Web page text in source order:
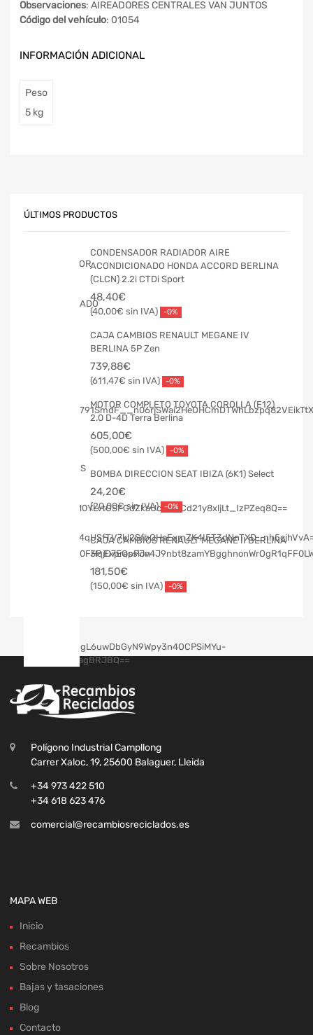
Observaciones: AIREADORES CENTRALES VAN JUNTOS
Código del vehículo: 01054
INFORMACIÓN ADICIONAL
Peso
5 kg
ÚLTIMOS PRODUCTOS
CONDENSADOR RADIADOR AIRE
ACONDICIONADO HONDA ACCORD BERLINA
(CLCN) 2.2i CTDi Sport
48,40€
40,00€ -0%
CAJA CAMBIOS RENAULT MEGANE IV
BERLINA 5P Zen
739,88€
611,47€ -0%
MOTOR COMPLETO TOYOTA COROLLA (E12)
2.0 D-4D Terra Berlina
605,00€
500,00€ -0%
BOMBA DIRECCION SEAT IBIZA (6K1) Select
24,20€
20,00€ -0%
CAJA CAMBIOS RENAULT MEGANE II BERLINA
3P Expression
181,50€
150,00€ -0%
Polígono Industrial Campllong
Carrer Xaloc, 19, 25600 Balaguer, Lleida
+34 973 422 510
+34 618 623 476
comercial@recambiosreciclados.es
MAPA WEB
Inicio
Recambios
Sobre Nosotros
Bajas y tasaciones
Blog
Contacto